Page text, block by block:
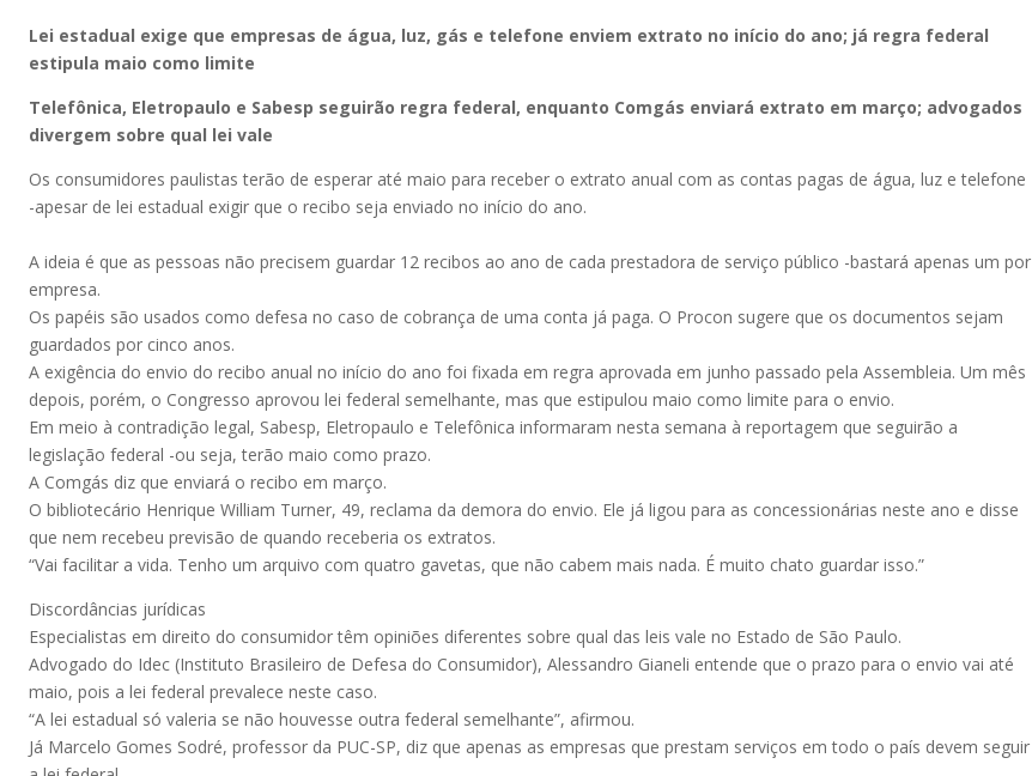
Lei estadual exige que empresas de água, luz, gás e telefone enviem extrato no início do ano; já regra federal
estipula maio como limite
Telefônica, Eletropaulo e Sabesp seguirão regra federal, enquanto Comgás enviará extrato em março; advogados
divergem sobre qual lei vale
Os consumidores paulistas terão de esperar até maio para receber o extrato anual com as contas pagas de água, luz e telefone
-apesar de lei estadual exigir que o recibo seja enviado no início do ano.
A ideia é que as pessoas não precisem guardar 12 recibos ao ano de cada prestadora de serviço público -bastará apenas um por
empresa.
Os papéis são usados como defesa no caso de cobrança de uma conta já paga. O Procon sugere que os documentos sejam
guardados por cinco anos.
A exigência do envio do recibo anual no início do ano foi fixada em regra aprovada em junho passado pela Assembleia. Um mês
depois, porém, o Congresso aprovou lei federal semelhante, mas que estipulou maio como limite para o envio.
Em meio à contradição legal, Sabesp, Eletropaulo e Telefônica informaram nesta semana à reportagem que seguirão a
legislação federal -ou seja, terão maio como prazo.
A Comgás diz que enviará o recibo em março.
O bibliotecário Henrique William Turner, 49, reclama da demora do envio. Ele já ligou para as concessionárias neste ano e disse
que nem recebeu previsão de quando receberia os extratos.
“Vai facilitar a vida. Tenho um arquivo com quatro gavetas, que não cabem mais nada. É muito chato guardar isso.”
Discordâncias jurídicas
Especialistas em direito do consumidor têm opiniões diferentes sobre qual das leis vale no Estado de São Paulo.
Advogado do Idec (Instituto Brasileiro de Defesa do Consumidor), Alessandro Gianeli entende que o prazo para o envio vai até
maio, pois a lei federal prevalece neste caso.
“A lei estadual só valeria se não houvesse outra federal semelhante”, afirmou.
Já Marcelo Gomes Sodré, professor da PUC-SP, diz que apenas as empresas que prestam serviços em todo o país devem seguir